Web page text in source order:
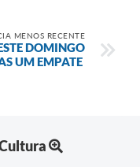
MENOS RECENTE
DOMINGO
UM EMPATE